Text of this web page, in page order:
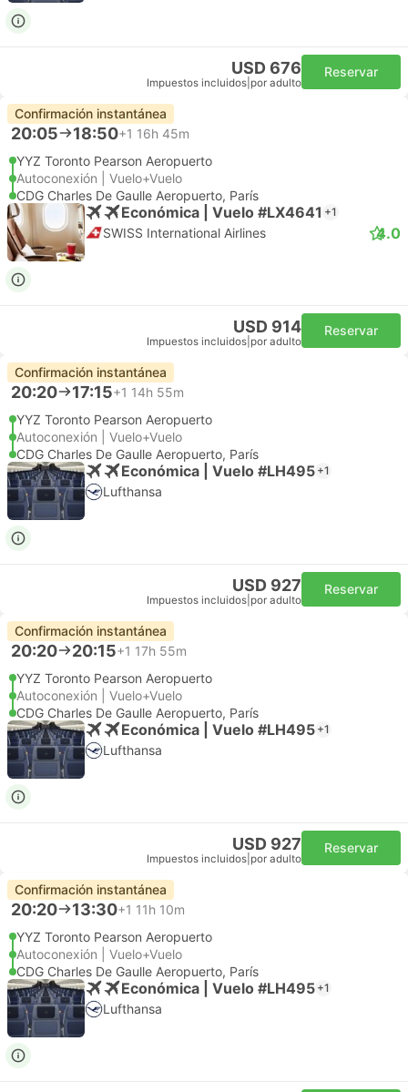
USD 676
Impuestos incluidos por adulto
Reservar
Confirmación instantánea
20:05 18:50+1 16h 45m
YYZ Toronto Pearson Aeropuerto
Autoconexión | Vuelo+Vuelo
CDG Charles De Gaulle Aeropuerto, París
Económica | Vuelo #LX4641 +1
SWISS International Airlines 4.0
USD 914
Impuestos incluidos por adulto
Reservar
Confirmación instantánea
20:20 17:15+1 14h 55m
YYZ Toronto Pearson Aeropuerto
Autoconexión | Vuelo+Vuelo
CDG Charles De Gaulle Aeropuerto, París
Económica | Vuelo #LH495 +1
Lufthansa
USD 927
Impuestos incluidos por adulto
Reservar
Confirmación instantánea
20:20 20:15+1 17h 55m
YYZ Toronto Pearson Aeropuerto
Autoconexión | Vuelo+Vuelo
CDG Charles De Gaulle Aeropuerto, París
Económica | Vuelo #LH495 +1
Lufthansa
USD 927
Impuestos incluidos por adulto
Reservar
Confirmación instantánea
20:20 13:30+1 11h 10m
YYZ Toronto Pearson Aeropuerto
Autoconexión | Vuelo+Vuelo
CDG Charles De Gaulle Aeropuerto, París
Económica | Vuelo #LH495 +1
Lufthansa